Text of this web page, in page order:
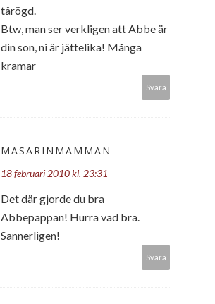
tårögd.
Btw, man ser verkligen att Abbe är
din son, ni är jättelika! Många
kramar
Svara
MASARINMAMMAN
18 februari 2010 kl. 23:31
Det där gjorde du bra
Abbepappan! Hurra vad bra.
Sannerligen!
Svara